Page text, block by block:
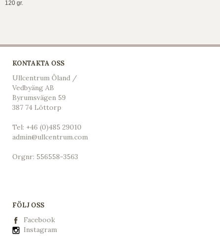
120 gr.
KONTAKTA OSS
Ullcentrum Öland /
Vedbyäng AB
Byrumsvägen 59
387 74 Löttorp
Tel: +46 (0)485 29010
admin@ullcentrum.com
Orgnr: 556558-3563
FÖLJ OSS
Facebook
Instagram